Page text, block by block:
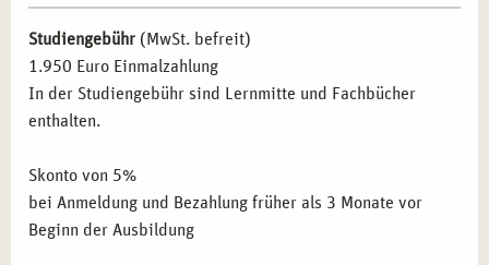
Führungskräfte und Personalverantwortliche, die
präventive Maßnahmen im Unternehmen umsetzen
wollen.
Therapeuten, Berater und Coaches, die ihre Praxis um
Stressbewältigungs-Techniken erweitern möchten.
Gesundheitswesen, die Stressbewältigung und Burnout-
Prävention in ihre tägliche Arbeit integrieren möchten.
Mitarbeiter aus dem Bereich des betrieblichen
Studiengebühr (MwSt. befreit)
1.950 Euro Einmalzahlung
In der Studiengebühr sind Lernmitte und Fachbücher
enthalten.
Skonto von 5%
bei Anmeldung und Bezahlung früher als 3 Monate vor
Beginn der Ausbildung